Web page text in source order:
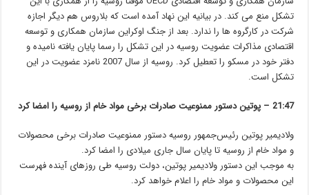
تشکل منع می کند. در بیانیه این نهاد آمده است که بلاروس هم دیگر اجازه
شرکت در کارگروه ها را ندارد. بعد از جنگ اوکراین سازمان همکاری و توسعه
اقتصادی مذاکرات عضویت روسیه در این تشکل را رسما پایان یافته نامیده و
دفتر خود در مسکو را تعطیل کرد. روسیه از سال 2007 نامزد عضویت در این
تشکل است.
21:47 – پوتین دستور ممنوعیت صادرات برخی مواد خام از روسیه را امضا کرد
ولادیمیر پوتین رئیس‌جمهور روسیه دستور ممنوعیت صادرات برخی محصولات
و مواد خام از روسیه تا پایان سال جاری میلادی را امضا کرد.
به موجب این دستور ولادیمیر پوتین، دولت روسیه طی روزهای آینده فهرست
این محصولات و مواد خام را اعلام خواهد کرد.